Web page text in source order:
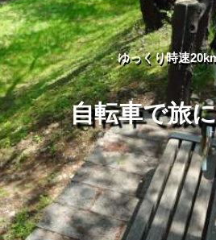
ゆっくり時速
自転車で旅